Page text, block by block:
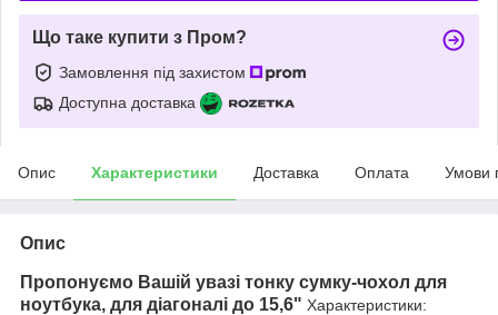
Що таке купити з Пром?
Замовлення під захистом
Доступна доставка
Опис Характеристики Доставка Оплата Умови
Опис
Пропонуємо Вашій увазі тонку сумку-чохол для
ноутбука, для діагоналі до 15,6" Характеристики: